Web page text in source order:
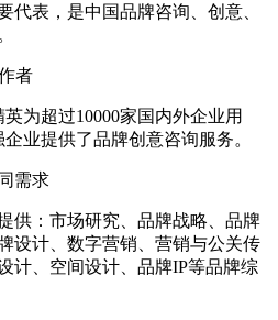
代表，是中国品牌咨询、创意、
者
为超过10000家国内外企业用
业提供了品牌创意咨询服务。
需求
供：市场研究、品牌战略、品牌
设计、数字营销、营销与公关传
计、空间设计、品牌IP等品牌综